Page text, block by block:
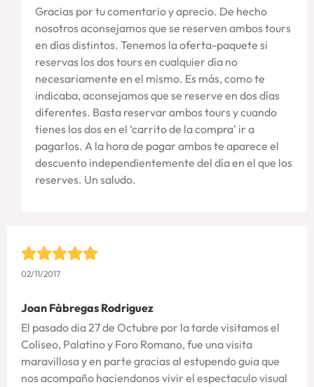
Gracias por tu comentario y aprecio. De hecho
nosotros aconsejamos que se reserven ambos tours
en días distintos. Tenemos la oferta-paquete si
reservas los dos tours en cualquier día no
necesariamente en el mismo. Es más, como te
indicaba, aconsejamos que se reserve en dos días
diferentes. Basta reservar ambos tours y cuando
tienes los dos en el ‘carrito de la compra’ ir a
pagarlos. A la hora de pagar ambos te aparece el
descuento independientemente del día en el que los
reserves. Un saludo.
02/11/2017
Joan Fàbregas Rodriguez
El pasado dia 27 de Octubre por la tarde visitamos el
Coliseo, Palatino y Foro Romano, fue una visita
maravillosa y en parte gracias al estupendo guia que
nos acompaño haciendonos vivir el espectaculo visual